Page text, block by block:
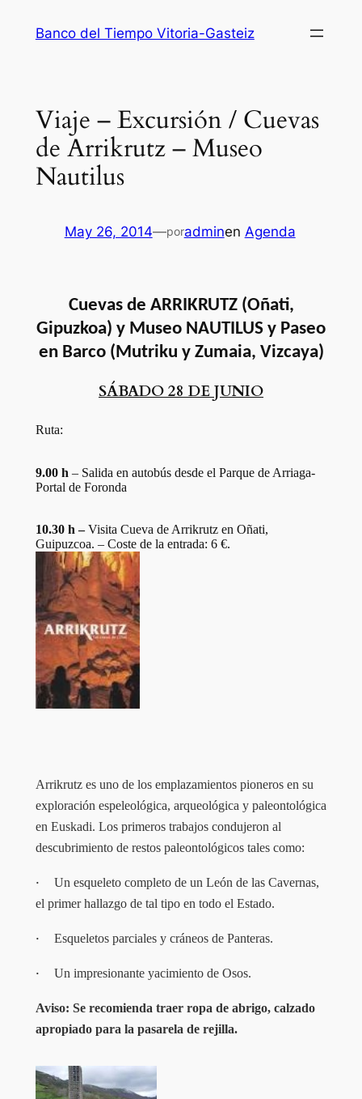
Banco del Tiempo Vitoria-Gasteiz
Viaje – Excursión / Cuevas
de Arrikrutz – Museo
Nautilus
May 26, 2014—poradminen Agenda
Cuevas de ARRIKRUTZ (Oñati,
Gipuzkoa) y Museo NAUTILUS y Paseo
en Barco (Mutriku y Zumaia, Vizcaya)
SÁBADO 28 DE JUNIO
Ruta:
9.00 h– Salida en autobús desde el Parque de Arriaga-
Portal de Foronda
10.30 h –Visita Cueva de Arrikrutz en Oñati,
Guipuzcoa. – Coste de la entrada: 6 €.
Arrikrutz es uno de los emplazamientos pioneros en su
exploración espeleológica, arqueológica y paleontológica
en Euskadi. Los primeros trabajos condujeron al
descubrimiento de restos paleontológicos tales como:
·
Un esqueleto completo de un León de las Cavernas,
el primer hallazgo de tal tipo en todo el Estado.
· Esqueletos parciales y cráneos de Panteras.
· Un impresionante yacimiento de Osos.
Aviso: Se recomienda traer ropa de abrigo, calzado
apropiado para la pasarela de rejilla.